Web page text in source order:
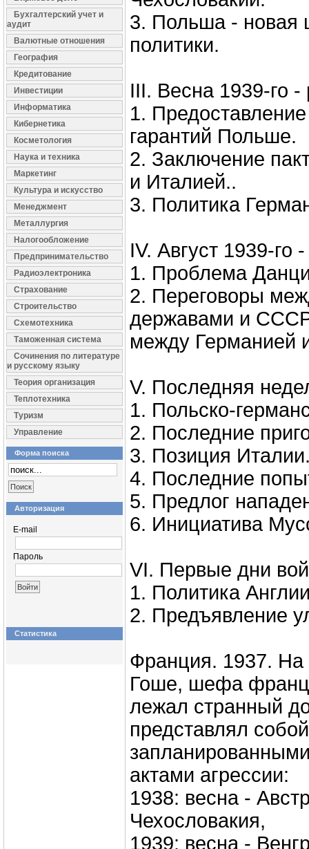
Бухгалтерский учет и
аудит
Валютные отношения
География
Кредитование
Инвестиции
Информатика
Кибернетика
Косметология
Наука и техника
Маркетинг
Культура и искусство
Менеджмент
Металлургия
Налогообложение
Предпринимательство
Радиоэлектроника
Страхование
Строительство
Схемотехника
Таможенная система
Сочинения по литературе
и русскому языку
Теория организация
Теплотехника
Туризм
Управление
Форма поиска
Авторизация
E-mail
Пароль
Статистика
3. Польша - новая
политики.
III. Весна 1939-го -
1.
гарантий Польше.
2. Заключение
и Италией..
3. Политика
IV. Август 1939-го
1. Проблема
2. Переговоры
державами и
между Германией
V. Последняя
1. Польско-
2. Последние
3. Позиция
4. Последние
5. Предлог
6. Инициатива
VI. Первые дни
1. Политика
2. Предъявление
Франция. 1937. На
Гоше, шефа
лежал странный
представлял
актами агрессии:
1938: весна -
Чехословакия,
1939: весна -